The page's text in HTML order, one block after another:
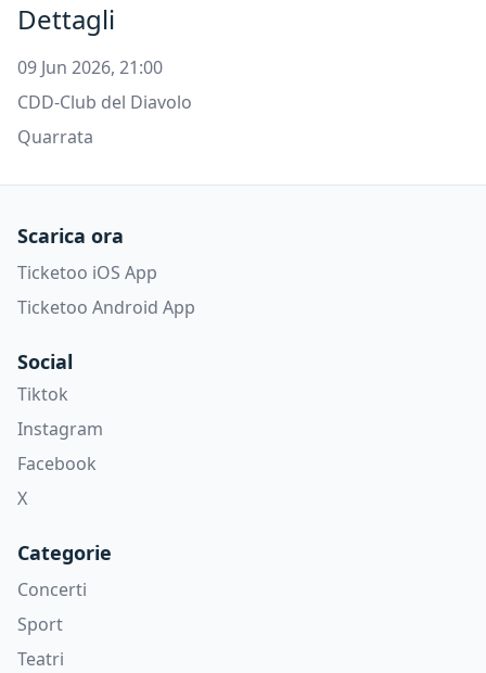
Dettagli
09 Jun 2026, 21:00
CDD-Club del Diavolo
Quarrata
Scarica ora
Ticketoo iOS App
Ticketoo Android App
Social
Tiktok
Instagram
Facebook
X
Categorie
Concerti
Sport
Teatri